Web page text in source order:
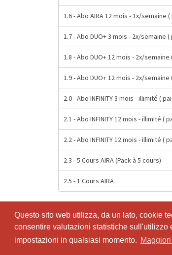
Questo sito web utilizza, da un lato, cookie
consentire valutazioni statistiche
impostazioni in qualsiasi momento.
Questo sito web utilizza, da un lato, cookie
consentire valutazioni statistiche
impostazioni in qualsiasi momento.
1.6 - Abo AIRA 12 mois - 1x/semaine
1.7 - Abo DUO+ 3 mois - 2x/semaine
1.8 - Abo DUO+ 12 mois - 2x/
1.9 - Abo DUO+ 12 mois - 2x/
2.0 - Abo INFINITY 3 mois - illimité (
2.1 - Abo INFINITY 12 mois - illimité (
2.2 - Abo INFINITY 12 mois - illimité (
2.3 - 5 Cours AIRA (Pack à 5 cours)
2.5 - 1 Cours AIRA
© SportsNow® 2026. Il software svizzero